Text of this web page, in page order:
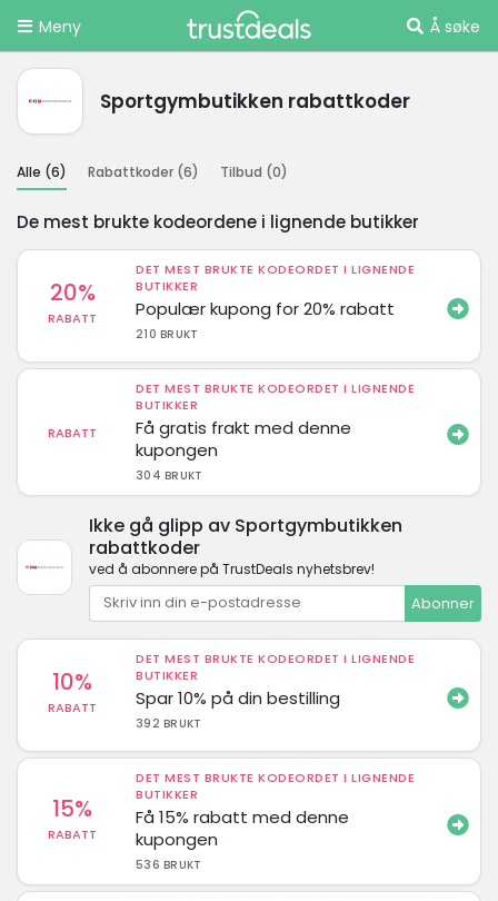
Meny Å søke
Sportgymbutikken rabattkoder
Alle (6) Rabattkoder (6) Tilbud (0)
De mest brukte kodeordene i lignende butikker
20%
RABATT
DET MEST BRUKTE KODEORDET I LIGNENDE
BUTIKKER
Populær kupong for 20% rabatt
210 BRUKT
RABATT
DET MEST BRUKTE KODEORDET I LIGNENDE
BUTIKKER
Få gratis frakt med denne
kupongen
304 BRUKT
Ikke gå glipp av Sportgymbutikken
rabattkoder
ved å abonnere på TrustDeals nyhetsbrev!
Abonner
10%
RABATT
DET MEST BRUKTE KODEORDET I LIGNENDE
BUTIKKER
Spar 10% på din bestilling
392 BRUKT
15%
RABATT
DET MEST BRUKTE KODEORDET I LIGNENDE
BUTIKKER
Få 15% rabatt med denne
kupongen
536 BRUKT